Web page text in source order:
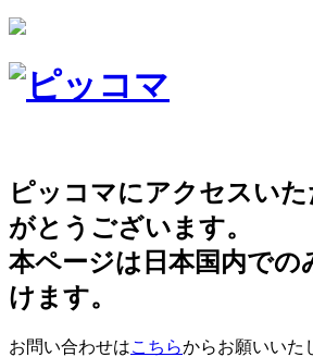
ピッコマにアクセスいた
がとうございます。
本ページは日本国内での
けます。
お問い合わせはこちらからお願いいた